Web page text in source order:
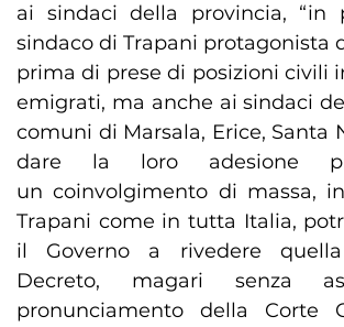
ai sindaci della provincia, “in
sindaco di Trapani protagonista
prima di prese di posizioni civili
emigrati, ma anche ai sindaci
comuni di Marsala, Erice, Santa
dare la loro adesione
un coinvolgimento di massa,
Trapani come in tutta Italia,
il Governo a rivedere
Decreto, magari senza
pronunciamento della Corte